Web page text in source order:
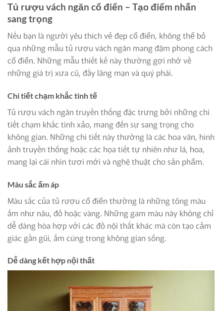
Tủ rượu vách ngăn cổ điển – Tạo điểm nhấn
sang trọng
Nếu bạn là người yêu thích vẻ đẹp cổ điển, không thể bỏ
qua những mẫu tủ rượu vách ngăn mang đậm phong cách
cổ điển. Những mẫu thiết kế này thường gợi nhớ về
những giá trị xưa cũ, đầy lãng mạn và quý phái.
Chi tiết chạm khắc tinh tế
Tủ rượu vách ngăn truyền thống đặc trưng bởi những chi
tiết chạm khắc tinh xảo, mang đến sự sang trọng cho
không gian. Những chi tiết này thường là các hoa văn, hình
ảnh truyền thống hoặc các họa tiết tự nhiên như lá, hoa,
mang lại cái nhìn tươi mới và nghệ thuật cho sản phẩm.
Màu sắc ấm áp
Màu sắc của tủ rượu cổ điển thường là những tông màu
ấm như nâu, đỏ hoặc vàng. Những gam màu này không chỉ
dễ dàng hòa hợp với các đồ nội thất khác mà còn tạo cảm
giác gần gũi, ấm cúng trong không gian sống.
Dễ dàng kết hợp nội thất